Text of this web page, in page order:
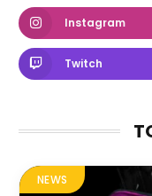
Instagram
Twitch
NEWS